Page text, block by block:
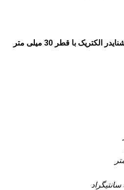
با قطر 30 میلی متر